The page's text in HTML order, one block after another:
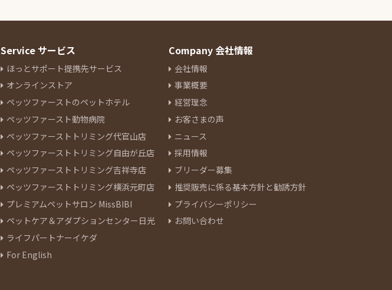
Service サービス
ほっとサポート提携先サービス
オンラインストア
ペッツファーストのペットホテル
ペッツファースト動物病院
ペッツファーストトリミング代官山店
ペッツファーストトリミング自由が丘店
ペッツファーストトリミング吉祥寺店
ペッツファーストトリミング横浜元町店
プレミアムペットサロン MissBIBI
ペットケア＆アダプションセンター日光
ライフパートナーイケダ
For English
Company 会社情報
会社情報
事業概要
経営理念
お客さまの声
ニュース
採用情報
ブリーダー募集
推奨販売に係る基本方針と勧誘方針
プライバシーポリシー
お問い合わせ